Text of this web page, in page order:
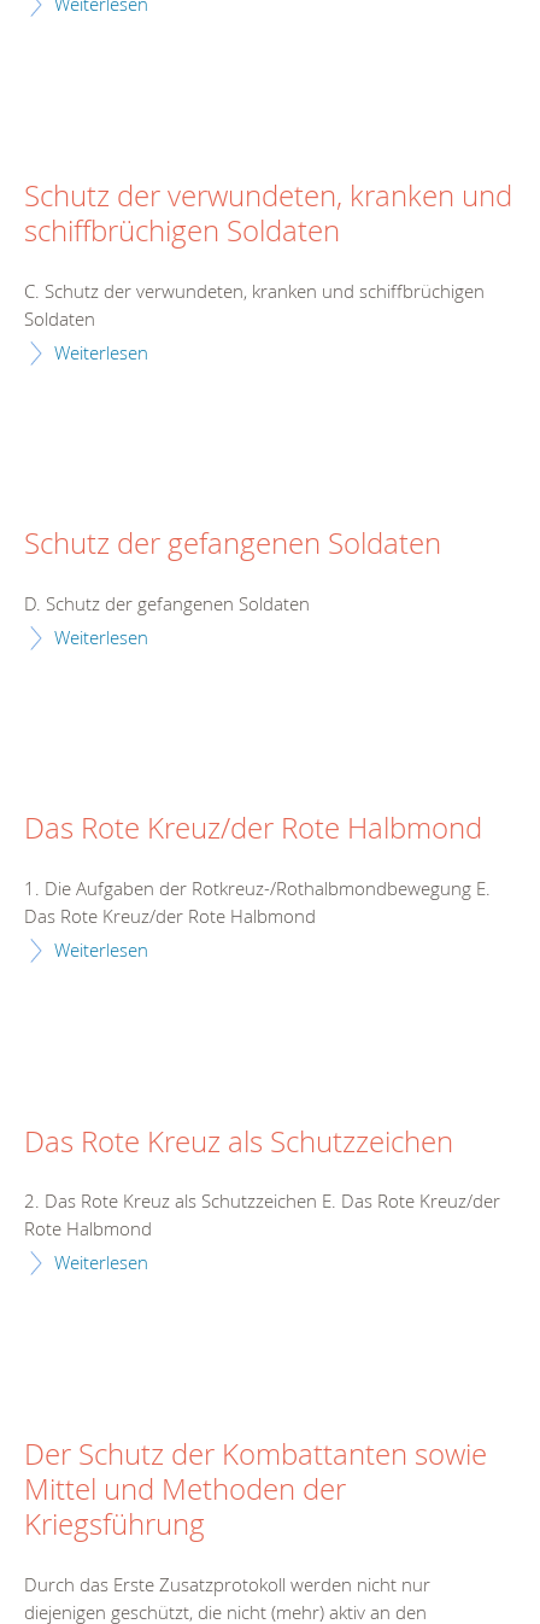
Schutz der verwundeten, kranken und
schiffbrüchigen Soldaten
C. Schutz der verwundeten, kranken und schiffbrüchigen
Soldaten
Weiterlesen
Schutz der gefangenen Soldaten
D. Schutz der gefangenen Soldaten
Weiterlesen
Das Rote Kreuz/der Rote Halbmond
1. Die Aufgaben der Rotkreuz-/Rothalbmondbewegung E.
Das Rote Kreuz/der Rote Halbmond
Weiterlesen
Das Rote Kreuz als Schutzzeichen
2. Das Rote Kreuz als Schutzzeichen E. Das Rote Kreuz/der
Rote Halbmond
Weiterlesen
Der Schutz der Kombattanten sowie
Mittel und Methoden der
Kriegsführung
Durch das Erste Zusatzprotokoll werden nicht nur
diejenigen geschützt, die nicht (mehr) aktiv an den